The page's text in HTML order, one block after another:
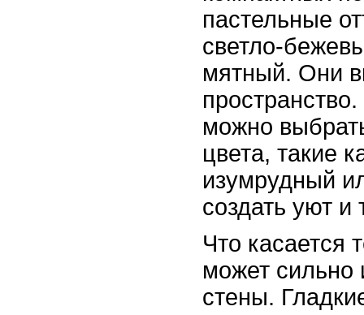
пастельные
светло-
мятный. Они
можно
цвета, такие
изумрудный
создать уют и
Что касается
может сильно
стены.